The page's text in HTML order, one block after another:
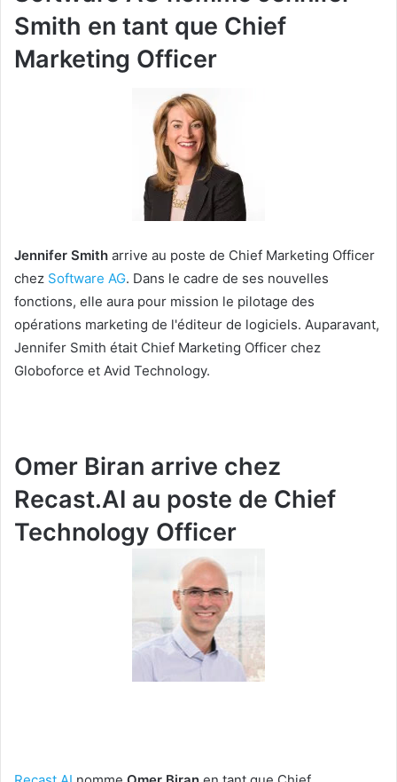
Smith en tant que Chief
Marketing Officer
Jennifer Smith arrive au poste de Chief Marketing Officer
chez Software AG. Dans le cadre de ses nouvelles
fonctions, elle aura pour mission le pilotage des
opérations marketing de l'éditeur de logiciels. Auparavant,
Jennifer Smith était Chief Marketing Officer chez
Globoforce et Avid Technology.
Omer Biran arrive chez
Recast.AI au poste de Chief
Technology Officer